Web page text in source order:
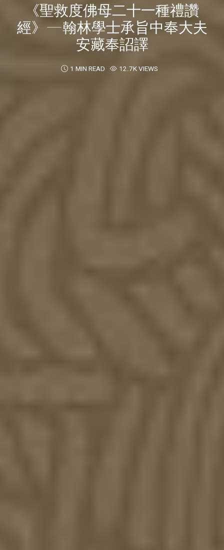
《聖救度佛母二十一種禮讚
經》—翰林學士承旨中奉大夫
安藏奉詔譯
1 MIN READ 12.7K VIEWS